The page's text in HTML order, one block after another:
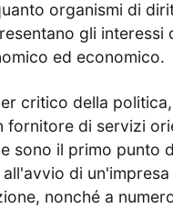
organismi di
gli interessi
ed economico.
critico della
fornitore di servizi
sono il primo punto
di
nonché a